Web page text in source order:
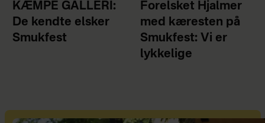
KÆMPE GALLERI:
De kendte elsker
Smukfest
Forelsket Hjalmer
med kæresten på
Smukfest: Vi er
lykkelige